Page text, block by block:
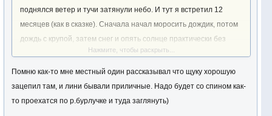
поднялся ветер и тучи затянули небо. И тут я встретил 12
месяцев (как в сказке). Сначала начал моросить дождик, потом
дождь с крупой, затем снег и опять солнце практически без
ветра. На все мои попытки что-либо поймать рыба не ответила.
Нажмите, чтобы раскрыть...
Помню как-то мне местный один рассказывал что щуку хорошую
зацепил там, и лини бывали приличные. Надо будет со спином как-
то проехатся по р.бурлучке и туда заглянуть)